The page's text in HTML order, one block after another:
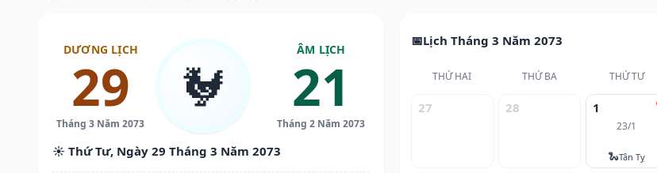
DƯƠNG LỊCH
29
Tháng 3 Năm 2073
🐓
ÂM LỊCH
21
Tháng 2 Năm 2073
☀️ Thứ Tư, Ngày 29 Tháng 3 Năm 2073
Lịch Tháng 3 Năm 2073
THỨ HAI THỨ BA THỨ TƯ
27 28 1
23/1
🐍Tân Tỵ